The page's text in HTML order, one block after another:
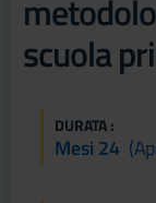
scuola
DURATA :
Mesi 24